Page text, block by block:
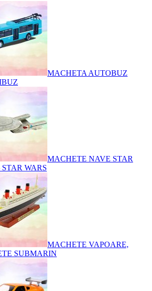
MACHETA AUTOBUZ
MACHETE NAVE STAR
WARS
MACHETE VAPOARE,
SUBMARIN